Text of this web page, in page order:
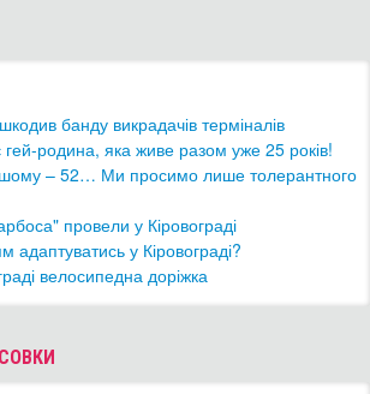
банду викрадачів терміналів
гей-родина, яка живе разом уже 25 років!
– 52… Ми просимо лише толерантного
провели у Кіровограді
адаптуватись у Кіровограді?
велосипедна доріжка